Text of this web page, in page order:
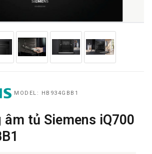
CẦU BÁO GIÁ
MODEL: HB934GBB1
âm tủ Siemens iQ700